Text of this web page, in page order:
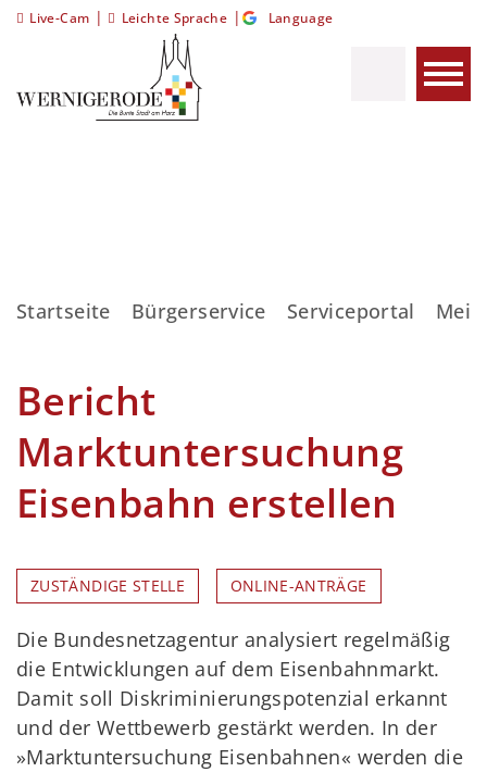
Live-Cam | Leichte Sprache | Language
Startseite Bürgerservice Serviceportal
Bericht
Marktuntersuchung
Eisenbahn erstellen
ZUSTÄNDIGE STELLE ONLINE-ANTRÄGE
Die Bundesnetzagentur analysiert regelmäßig
die Entwicklungen auf dem Eisenbahnmarkt.
Damit soll Diskriminierungspotenzial erkannt
und der Wettbewerb gestärkt werden. In der
»Marktuntersuchung Eisenbahnen« werden die